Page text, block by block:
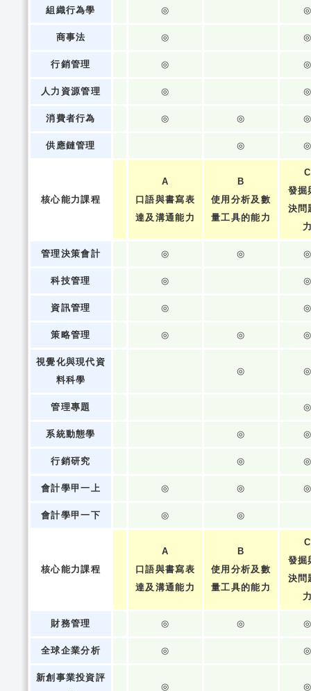
組織行為學 ◎
商事法 ◎
行銷管理 ◎
人力資源管理 ◎
消費者行為 ◎ ◎
供應鏈管理 ◎
核心能力課程
A
口語與書寫表
達及溝通能力
B
使用分析及數
量工具的能力
C
發掘
決問
管理決策會計 ◎ ◎
科技管理 ◎
資訊管理 ◎
策略管理 ◎ ◎
視覺化與現代資
料科學
◎
管理專題
系統動態學 ◎
行銷研究 ◎
會計學甲一上 ◎ ◎
會計學甲一下 ◎ ◎
核心能力課程
A
口語與書寫表
達及溝通能力
B
使用分析及數
量工具的能力
C
發掘
決問
財務管理 ◎ ◎
全球企業分析 ◎
新創事業投資評
◎